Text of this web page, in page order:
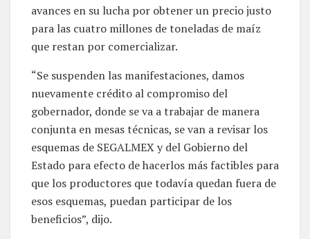
avances en su lucha por obtener un precio justo
para las cuatro millones de toneladas de maíz
que restan por comercializar.
“Se suspenden las manifestaciones, damos
nuevamente crédito al compromiso del
gobernador, donde se va a trabajar de manera
conjunta en mesas técnicas, se van a revisar los
esquemas de SEGALMEX y del Gobierno del
Estado para efecto de hacerlos más factibles para
que los productores que todavía quedan fuera de
esos esquemas, puedan participar de los
beneficios”, dijo.